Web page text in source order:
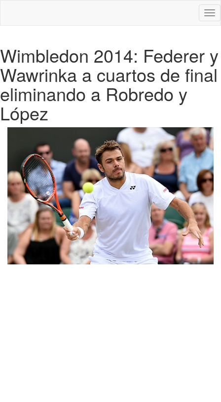
Wimbledon 2014: Federer y
Wawrinka a cuartos de final
eliminando a Robredo y
López